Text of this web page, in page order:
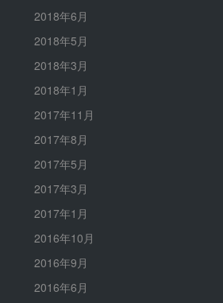
2018年6月
2018年5月
2018年3月
2018年1月
2017年11月
2017年8月
2017年5月
2017年3月
2017年1月
2016年10月
2016年9月
2016年6月